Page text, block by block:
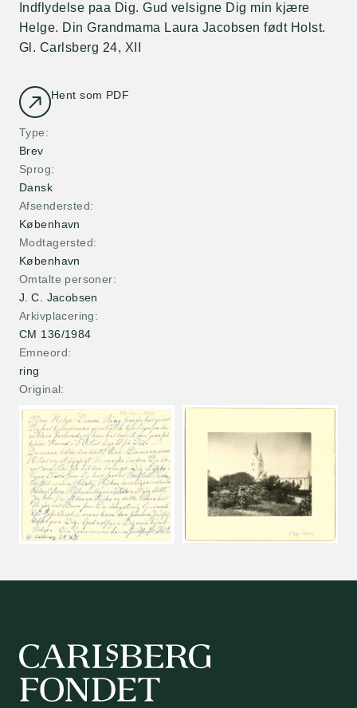
Hent som PDF
Type
Brev
Sprog
Dansk
Afsendersted
København
Modtagersted
København
Omtalte personer
J. C. Jacobsen
Arkivplacering
CM 136/1984
Emneord
ring
Original
Indflydelse paa Dig. Gud velsigne Dig min kjære
Helge. Din Grandmama Laura Jacobsen født Holst.
Gl. Carlsberg 24, XII